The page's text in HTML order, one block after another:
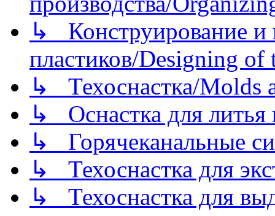
↳ Конструирование и
пластиков/Designing of
↳ Техоснастка/Molds
↳ Оснастка для литья
↳ Горячеканальные
↳ Техоснастка для
↳ Техоснастка для